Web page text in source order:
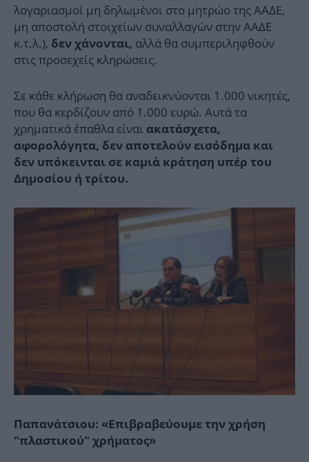
λογαριασμοί μη δηλωμένοι στο μητρώο της ΑΑΔΕ,
μη αποστολή στοιχείων συναλλαγών στην ΑΑΔΕ
κ.τ.λ.), δεν χάνονται, αλλά θα συμπεριληφθούν
στις προσεχείς κληρώσεις.
Σε κάθε κλήρωση θα αναδεικνύονται 1.000 νικητές,
που θα κερδίζουν από 1.000 ευρώ. Αυτά τα
χρηματικά έπαθλα είναι ακατάσχετα,
αφορολόγητα, δεν αποτελούν εισόδημα και
δεν υπόκεινται σε καμιά κράτηση υπέρ του
Δημοσίου ή τρίτου.
Παπανάτσιου: «Επιβραβεύουμε την χρήση
"πλαστικού" χρήματος»